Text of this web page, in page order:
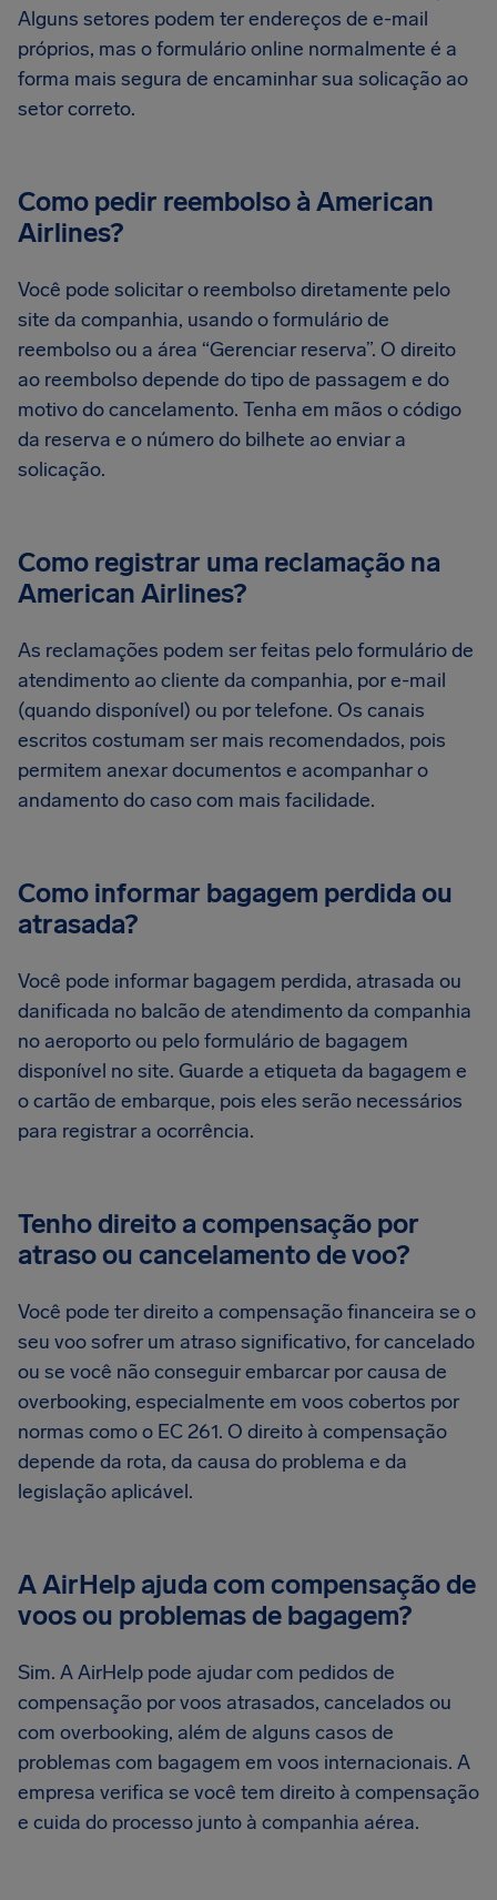
Alguns setores podem ter endereços de e-mail
próprios, mas o formulário online normalmente é a
forma mais segura de encaminhar sua solicação ao
setor correto.
Como pedir reembolso à American
Airlines?
Você pode solicitar o reembolso diretamente pelo
site da companhia, usando o formulário de
reembolso ou a área “Gerenciar reserva”. O direito
ao reembolso depende do tipo de passagem e do
motivo do cancelamento. Tenha em mãos o código
da reserva e o número do bilhete ao enviar a
solicação.
Como registrar uma reclamação na
American Airlines?
As reclamações podem ser feitas pelo formulário de
atendimento ao cliente da companhia, por e-mail
(quando disponível) ou por telefone. Os canais
escritos costumam ser mais recomendados, pois
permitem anexar documentos e acompanhar o
andamento do caso com mais facilidade.
Como informar bagagem perdida ou
atrasada?
Você pode informar bagagem perdida, atrasada ou
danificada no balcão de atendimento da companhia
no aeroporto ou pelo formulário de bagagem
disponível no site. Guarde a etiqueta da bagagem e
o cartão de embarque, pois eles serão necessários
para registrar a ocorrência.
Tenho direito a compensação por
atraso ou cancelamento de voo?
Você pode ter direito a compensação financeira se o
seu voo sofrer um atraso significativo, for cancelado
ou se você não conseguir embarcar por causa de
overbooking, especialmente em voos cobertos por
normas como o EC 261. O direito à compensação
depende da rota, da causa do problema e da
legislação aplicável.
A AirHelp ajuda com compensação de
voos ou problemas de bagagem?
Sim. A AirHelp pode ajudar com pedidos de
compensação por voos atrasados, cancelados ou
com overbooking, além de alguns casos de
problemas com bagagem em voos internacionais. A
empresa verifica se você tem direito à compensação
e cuida do processo junto à companhia aérea.